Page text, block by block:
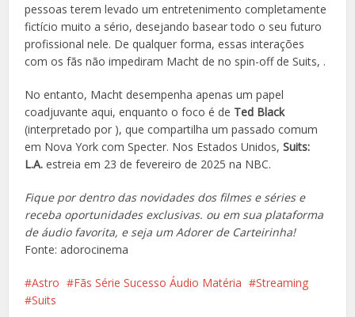
pessoas terem levado um entretenimento completamente
fictício muito a sério, desejando basear todo o seu futuro
profissional nele. De qualquer forma, essas interações
com os fãs não impediram Macht de no spin-off de Suits, .
No entanto, Macht desempenha apenas um papel
coadjuvante aqui, enquanto o foco é de Ted Black
(interpretado por ), que compartilha um passado comum
em Nova York com Specter. Nos Estados Unidos,Suits:
L.A. estreia em 23 de fevereiro de 2025 na NBC.
Fique por dentro das novidades dos filmes e séries e
receba oportunidades exclusivas. ou em sua plataforma
de áudio favorita, e seja um Adorer de Carteirinha!
Fonte: adorocinema
Astro Fãs Série Sucesso Áudio Matéria
Streaming
Suits